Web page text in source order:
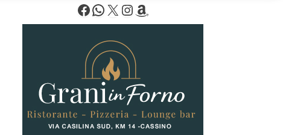
Facebook
WhatsApp
X Instagram
Amazon